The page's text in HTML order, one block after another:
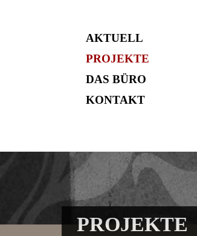
AKTUELL
PROJEKTE
DAS BÜRO
KONTAKT
PROJEKTE